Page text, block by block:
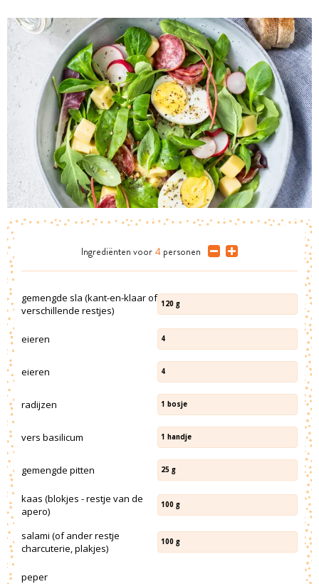
Ingrediënten voor 4 personen
gemengde sla (kant-en-klaar of
verschillende restjes)
120 g
eieren 4
eieren 4
radijzen 1 bosje
vers basilicum 1 handje
gemengde pitten 25 g
kaas (blokjes - restje van de
apero)
100 g
salami (of ander restje
charcuterie, plakjes)
100 g
peper